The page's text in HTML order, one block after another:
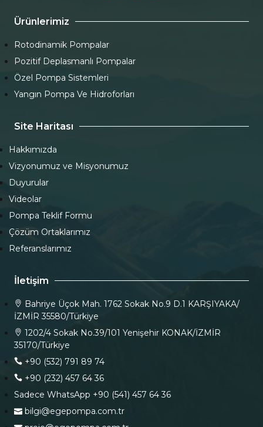
Ürünlerimiz
Rotodinamik Pompalar
Pozitif Deplasmanlı Pompalar
Özel Pompa Sistemleri
Yangın Pompa Ve Hidroforları
Site Haritası
Hakkımızda
Vizyonumuz ve Misyonumuz
Duyurular
Videolar
Pompa Teklif Formu
Çözüm Ortaklarımız
Referanslarımız
İletişim
Bahriye Üçok Mah. 1762 Sokak No.9 D.1 KARŞIYAKA/
İZMİR 35580/Türkiye
1202/4 Sokak No.39/101 Yenişehir KONAK/İZMİR
35170/Türkiye
+90 (532) 791 89 74
+90 (232) 457 64 36
Sadece WhatsApp +90 (541) 457 64 36
bilgi@egepompa.com.tr